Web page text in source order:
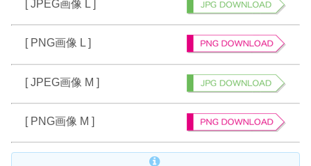
[ JPEG画像 L ]
[ PNG画像 L ]
[ JPEG画像 M ]
[ PNG画像 M ]